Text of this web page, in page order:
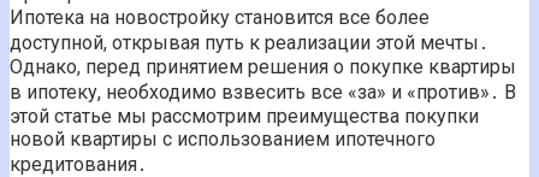
Ипотека на новостройку становится все более
доступной, открывая путь к реализации этой мечты․
Однако, перед принятием решения о покупке квартиры
в ипотеку, необходимо взвесить все «за» и «против»․ В
этой статье мы рассмотрим преимущества покупки
новой квартиры с использованием ипотечного
кредитования․